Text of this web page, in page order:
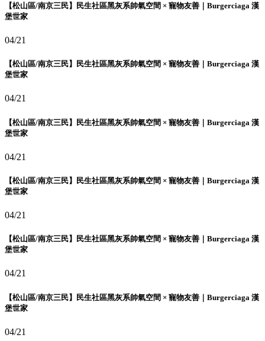
【松山區/南京三民】民生社區黑灰系帥氣空間 × 寵物友善｜Burgerciaga 漢
堡世家
04/21
【松山區/南京三民】民生社區黑灰系帥氣空間 × 寵物友善｜Burgerciaga 漢
堡世家
04/21
【松山區/南京三民】民生社區黑灰系帥氣空間 × 寵物友善｜Burgerciaga 漢
堡世家
04/21
【松山區/南京三民】民生社區黑灰系帥氣空間 × 寵物友善｜Burgerciaga 漢
堡世家
04/21
【松山區/南京三民】民生社區黑灰系帥氣空間 × 寵物友善｜Burgerciaga 漢
堡世家
04/21
【松山區/南京三民】民生社區黑灰系帥氣空間 × 寵物友善｜Burgerciaga 漢
堡世家
04/21